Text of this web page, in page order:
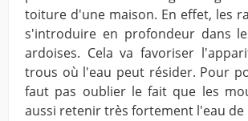
toiture d'une maison. En effet, les
s'introduire en profondeur dans
ardoises. Cela va favoriser
trous où l'eau peut résider. Pour
faut pas oublier le fait que les
aussi retenir très fortement l'eau de